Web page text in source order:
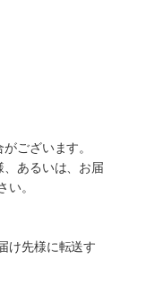
ございます。
あるいは、お届
。
け先様に転送す